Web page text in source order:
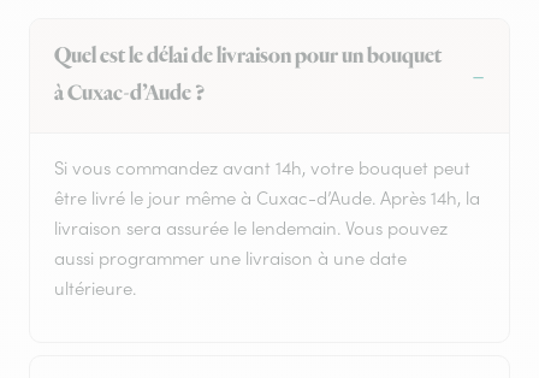
Quel est le délai de livraison pour un bouquet
à Cuxac-d’Aude ?
Si vous commandez avant 14h, votre bouquet peut
être livré le jour même à Cuxac-d’Aude. Après 14h, la
livraison sera assurée le lendemain. Vous pouvez
aussi programmer une livraison à une date
ultérieure.